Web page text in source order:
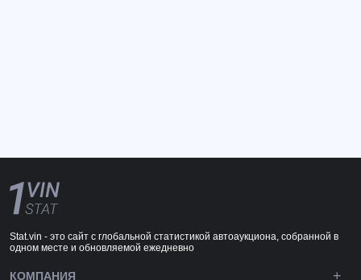
Stat.vin - это сайт с глобальной статистикой автоаукциона, собранной в
одном месте и обновляемой ежедневно
КОМПАНИЯ